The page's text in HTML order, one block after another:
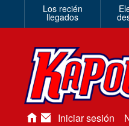
Los recién
llegados
Iniciar sesión